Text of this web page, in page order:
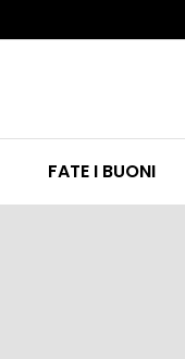
FATE I BUONI